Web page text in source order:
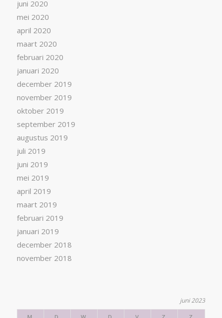
juni 2020
mei 2020
april 2020
maart 2020
februari 2020
januari 2020
december 2019
november 2019
oktober 2019
september 2019
augustus 2019
juli 2019
juni 2019
mei 2019
april 2019
maart 2019
februari 2019
januari 2019
december 2018
november 2018
juni 2023